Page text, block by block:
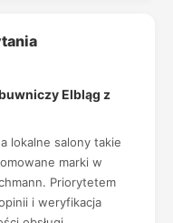
Elbląg z
lokalne salony takie
marki w
Priorytetem
i weryfikacja